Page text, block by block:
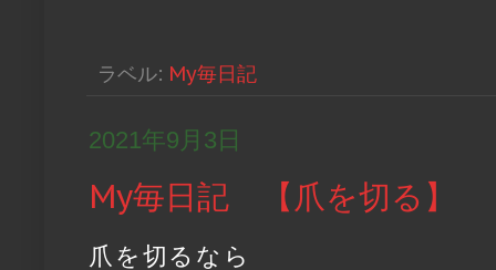
ラベル: My毎日記
2021年9月3日
My毎日記 【爪を切る】
爪を切るなら